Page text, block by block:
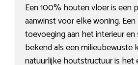
Een 100% houten vloer is een
aanwinst voor elke woning.
toevoeging aan het interieur
bekend als een milieubewuste
natuurlijke houtstructuur is het